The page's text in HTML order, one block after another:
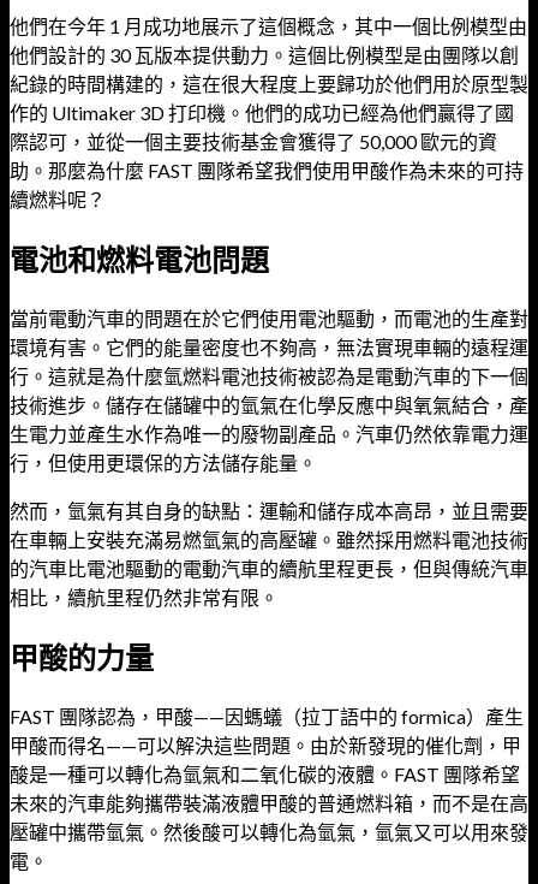
他們在今年 1 月成功地展示了這個概念，其中一個比例模型由
他們設計的 30 瓦版本提供動力。這個比例模型是由團隊以創
紀錄的時間構建的，這在很大程度上要歸功於他們用於原型製
作的 Ultimaker 3D 打印機。他們的成功已經為他們贏得了國
際認可，並從一個主要技術基金會獲得了 50,000 歐元的資
助。那麼為什麼 FAST 團隊希望我們使用甲酸作為未來的可持
續燃料呢？
電池和燃料電池問題
當前電動汽車的問題在於它們使用電池驅動，而電池的生產對
環境有害。它們的能量密度也不夠高，無法實現車輛的遠程運
行。這就是為什麼氫燃料電池技術被認為是電動汽車的下一個
技術進步。儲存在儲罐中的氫氣在化學反應中與氧氣結合，產
生電力並產生水作為唯一的廢物副產品。汽車仍然依靠電力運
行，但使用更環保的方法儲存能量。
然而，氫氣有其自身的缺點：運輸和儲存成本高昂，並且需要
在車輛上安裝充滿易燃氫氣的高壓罐。雖然採用燃料電池技術
的汽車比電池驅動的電動汽車的續航里程更長，但與傳統汽車
相比，續航里程仍然非常有限。
甲酸的力量
FAST 團隊認為，甲酸——因螞蟻（拉丁語中的 formica）產生
甲酸而得名——可以解決這些問題。由於新發現的催化劑，甲
酸是一種可以轉化為氫氣和二氧化碳的液體。FAST 團隊希望
未來的汽車能夠攜帶裝滿液體甲酸的普通燃料箱，而不是在高
壓罐中攜帶氫氣。然後酸可以轉化為氫氣，氫氣又可以用來發
電。